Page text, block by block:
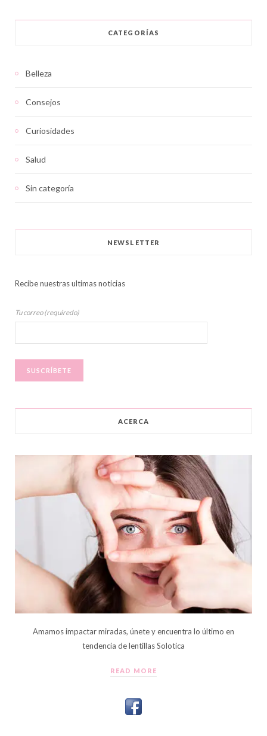
CATEGORÍAS
Belleza
Consejos
Curiosidades
Salud
Sin categoría
NEWSLETTER
Recibe nuestras ultimas noticias
Tu correo (requiredo)
ACERCA
Amamos impactar miradas, únete y encuentra lo último en
tendencia de lentillas Solotica
READ MORE